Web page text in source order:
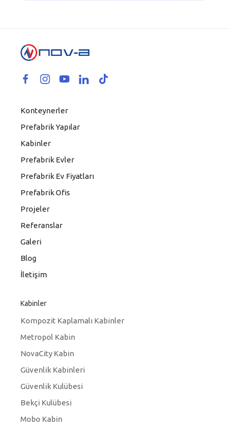
Konteynerler
Prefabrik Yapılar
Kabinler
Prefabrik Evler
Prefabrik Ev Fiyatları
Prefabrik Ofis
Projeler
Referanslar
Galeri
Blog
İletişim
Kabinler
Kompozit Kaplamalı Kabinler
Metropol Kabin
NovaCity Kabin
Güvenlik Kabinleri
Güvenlik Kulübesi
Bekçi Kulübesi
Mobo Kabin